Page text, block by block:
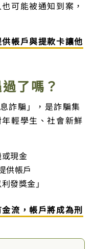
可能被通知到案，
帳戶與提款卡讓他
了嗎？
詐騙」，是詐騙集
輕學生、社會新鮮
現金
供帳戶
發獎金」
流，帳戶將成為刑